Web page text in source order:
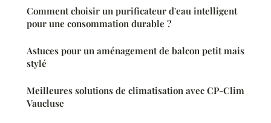
Comment choisir un purificateur d'eau intelligent
pour une consommation durable ?
Astuces pour un aménagement de balcon petit mais
stylé
Meilleures solutions de climatisation avec CP-Clim
Vaucluse